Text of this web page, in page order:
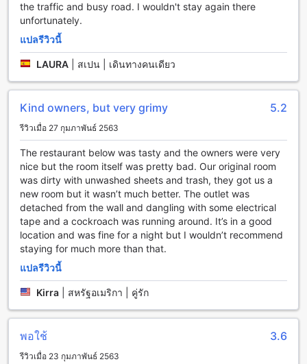
โรส เกสต์เฮาส์ เชียงใหม่ มีห้องพักหลากหลายประเภทที่พร้อมให้
บริการ สำหรับผู้เดินทางที่กำลังมองหาที่พักที่มีราคาประหยัดและ
สะดวกสบาย สำหรับคนเดียวที่ต้องการห้องพักที่เป็นแบบห้องรวม
โรส เกสต์เฮาส์ เชียงใหม่มีห้องพัก 4 เตียง แบบรวมที่มีเตียงคู่ 1
เตียง ห้องพัดลม ขนาด 25 ตารางเมตร สำหรับผู้เดียวที่ต้องการ
ห้องพักที่มีเตียงเดี่ยว โรส เกสต์เฮาส์ เชียงใหม่มีห้องพักแบบห้อง
เขตเมืองเก่า เชียงใหม่: สถานที่ท่องเที่ยวที่น่าตื่นเต้น
เขตเมืองเก่า เชียงใหม่เป็นสถานที่ท่องเที่ยวที่น่าตื่นเต้นที่คุณไม่
ควรพลาดเมื่อมาเยือนเชียงใหม่ ด้วยอายุกว่า 700 ปีแล้ว เขตเมือง
เก่าเป็นเหมือนหัวใจของเมืองเชียงใหม่ ที่นี่คุณจะได้พบกับ
อารยธรรมและประวัติศาสตร์ของเมืองเชียงใหม่อย่างชัดเจน
เขตเมืองเก่าเต็มไปด้วยวัดที่มีความสวยงามและเป็นเอกลักษณ์
เช่น วัดพระสิงห์ วัดพระธาตุดอยสุเทพ และวัดเจดีย์หลวง คุณ
สามารถเดินเล่นเพื่อชมความงดงามของวัดและเพลิดเพลินกับ
บรรยากาศสงบเงียบที่นี่ได้
นอกจากนี้ยังมีหลายสถานที่ท่องเที่ยวที่น่าสนใจอื่นๆ อย่างเช่น
ตลาดช้างเผือกที่เป็นตลาดที่เก่าแก่ที่สุดในเชียงใหม่ และสวน
สาธารณะเชียงใหม่เมืองเก่าที่เป็นสถานที่ท่องเที่ยวที่เหมาะแก่การ
พักผ่อนและเดินเล่น
วิธีการเดินทางจากสนามบินส่วนบุคคลใกล้เคียงเชียงใหม่ไปยัง
โรส เกสต์เฮาส์ เชียงใหม่
the traffic and busy road. I wouldn't stay again there
unfortunately.
แปลรีวิวนี้
LAURA สเปน | เดินทางคนเดียว
Kind owners, but very grimy 5.2
รีวิวเมื่อ 27 กุมภาพันธ์ 2563
The restaurant below was tasty and the owners were very
nice but the room itself was pretty bad. Our original room
was dirty with unwashed sheets and trash, they got us a
new room but it wasn’t much better. The outlet was
detached from the wall and dangling with some electrical
tape and a cockroach was running around. It’s in a good
location and was fine for a night but I wouldn’t recommend
staying for much more than that.
แปลรีวิวนี้
Kirra สหรัฐอเมริกา | คู่รัก
พอใช้ 3.6
รีวิวเมื่อ 23 กุมภาพันธ์ 2563